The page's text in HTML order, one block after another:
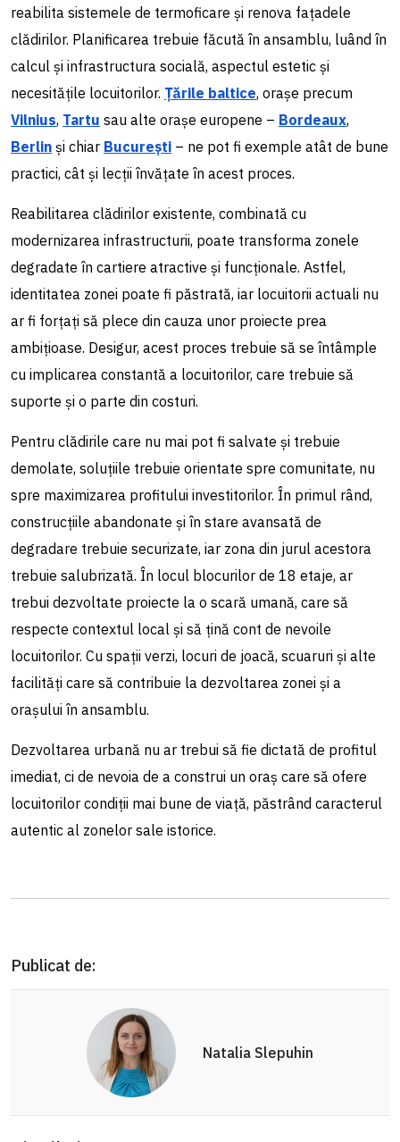
reabilita sistemele de termoficare și renova fațadele
clădirilor. Planificarea trebuie făcută în ansamblu, luând în
calcul și infrastructura socială, aspectul estetic și
necesitățile locuitorilor. Țările baltice, orașe precum
Vilnius, Tartu sau alte orașe europene – Bordeaux,
Berlin și chiar București – ne pot fi exemple atât de bune
practici, cât și lecții învățate în acest proces.
Reabilitarea clădirilor existente, combinată cu
modernizarea infrastructurii, poate transforma zonele
degradate în cartiere atractive și funcționale. Astfel,
identitatea zonei poate fi păstrată, iar locuitorii actuali nu
ar fi forțați să plece din cauza unor proiecte prea
ambițioase. Desigur, acest proces trebuie să se întâmple
cu implicarea constantă a locuitorilor, care trebuie să
suporte și o parte din costuri.
Pentru clădirile care nu mai pot fi salvate și trebuie
demolate, soluțiile trebuie orientate spre comunitate, nu
spre maximizarea profitului investitorilor. În primul rând,
construcțiile abandonate și în stare avansată de
degradare trebuie securizate, iar zona din jurul acestora
trebuie salubrizată. În locul blocurilor de 18 etaje, ar
trebui dezvoltate proiecte la o scară umană, care să
respecte contextul local și să țină cont de nevoile
locuitorilor. Cu spații verzi, locuri de joacă, scuaruri și alte
facilități care să contribuie la dezvoltarea zonei și a
orașului în ansamblu.
Dezvoltarea urbană nu ar trebui să fie dictată de profitul
imediat, ci de nevoia de a construi un oraș care să ofere
locuitorilor condiții mai bune de viață, păstrând caracterul
autentic al zonelor sale istorice.
Publicat de:
Natalia Slepuhin